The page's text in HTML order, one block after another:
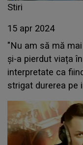
Stiri
15 apr 2024
"Nu am să mă
și-a pierdut viața
interpretate ca
strigat durerea pe